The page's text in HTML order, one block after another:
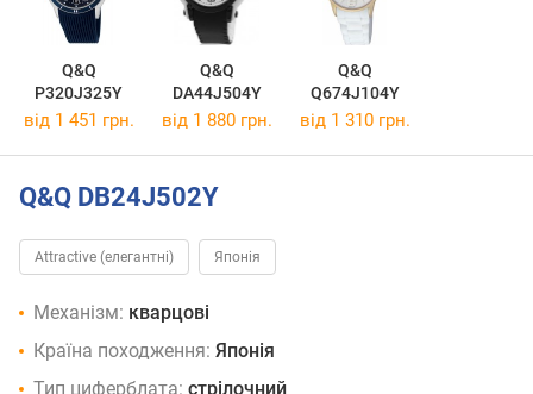
Q&Q
P320J325Y
Q&Q
DA44J504Y
Q&Q
Q674J104Y
від 1 451 грн. від 1 880 грн. від 1 310 грн.
Q&Q DB24J502Y
Attractive (елегантні) Японія
Механізм: кварцові
Країна походження: Японія
Тип циферблата: стрілочний